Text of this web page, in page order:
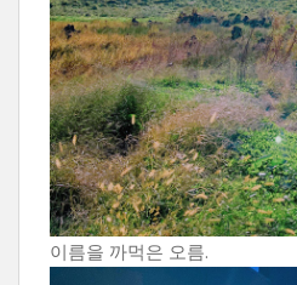
이름을 까먹은 오름.